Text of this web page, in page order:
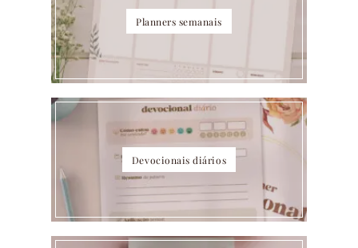
Planners semanais
Devocionais diários